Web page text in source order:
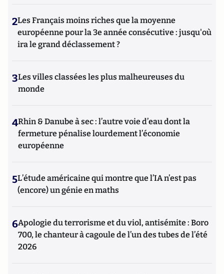
2Les Français moins riches que la moyenne
européenne pour la 3e année consécutive : jusqu'où
ira le grand déclassement ?
3Les villes classées les plus malheureuses du
monde
4Rhin & Danube à sec : l’autre voie d’eau dont la
fermeture pénalise lourdement l’économie
européenne
5L’étude américaine qui montre que l’IA n’est pas
(encore) un génie en maths
6Apologie du terrorisme et du viol, antisémite : Boro
700, le chanteur à cagoule de l’un des tubes de l’été
2026